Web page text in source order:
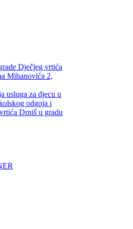
Dječjeg vrtića
Mihanovića 2,
usluga za djecu u
odgoja i
Drniš u gradu